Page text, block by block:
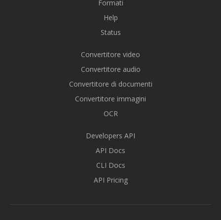
Formati
Help
Status
Convertitore video
Convertitore audio
Convertitore di documenti
Convertitore immagini
OCR
Developers API
API Docs
CLI Docs
API Pricing